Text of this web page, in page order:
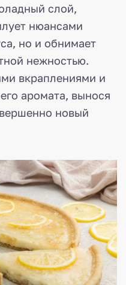
слой,
нюансами
но и обнимает
нежностью.
вкраплениями и
аромата, вынося
новый